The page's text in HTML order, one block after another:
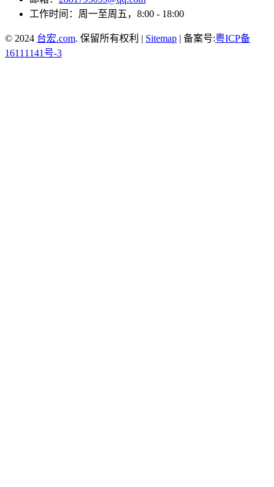
工作时间：周一至周五，8:00 - 18:00
© 2024 台宏.com. 保留所有权利 | Sitemap | 备案号:粤ICP备
16111141号-3